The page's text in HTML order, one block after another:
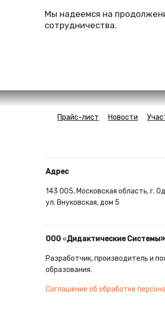
Мы надеемся на
сотрудничества.
Прайс-лист Новости
Адрес
143 005, Московская область, г.
ул. Внуковская, дом 5
ООО«Дидактические
Разработчик, производитель и
образования.
Соглашение об обработке